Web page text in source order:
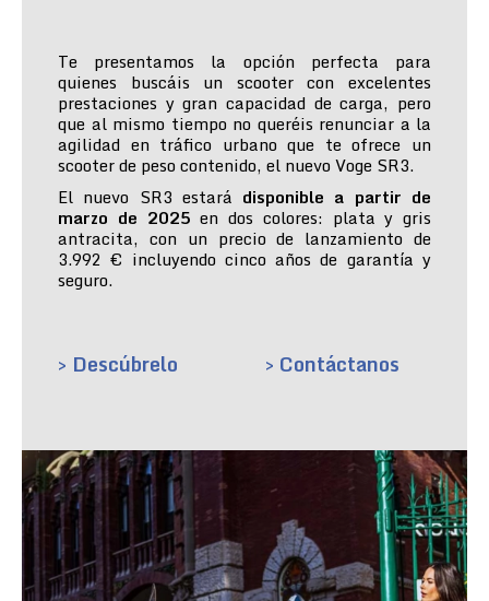
Te presentamos la opción perfecta para
quienes buscáis un scooter con excelentes
prestaciones y gran capacidad de carga, pero
que al mismo tiempo no queréis renunciar a la
agilidad en tráfico urbano que te ofrece un
scooter de peso contenido, el nuevo Voge SR3.
El nuevo SR3 estará disponible a partir de
marzo de 2025 en dos colores: plata y gris
antracita, con un precio de lanzamiento de
3.992 € incluyendo cinco años de garantía y
seguro.
> Descúbrelo > Contáctanos